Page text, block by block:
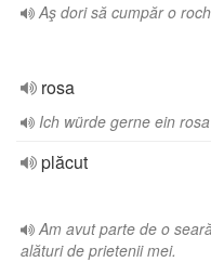
Aş dori să cumpăr o
rosa
Ich würde gerne ein
plăcut
Am avut parte de o
alături de prietenii mei.